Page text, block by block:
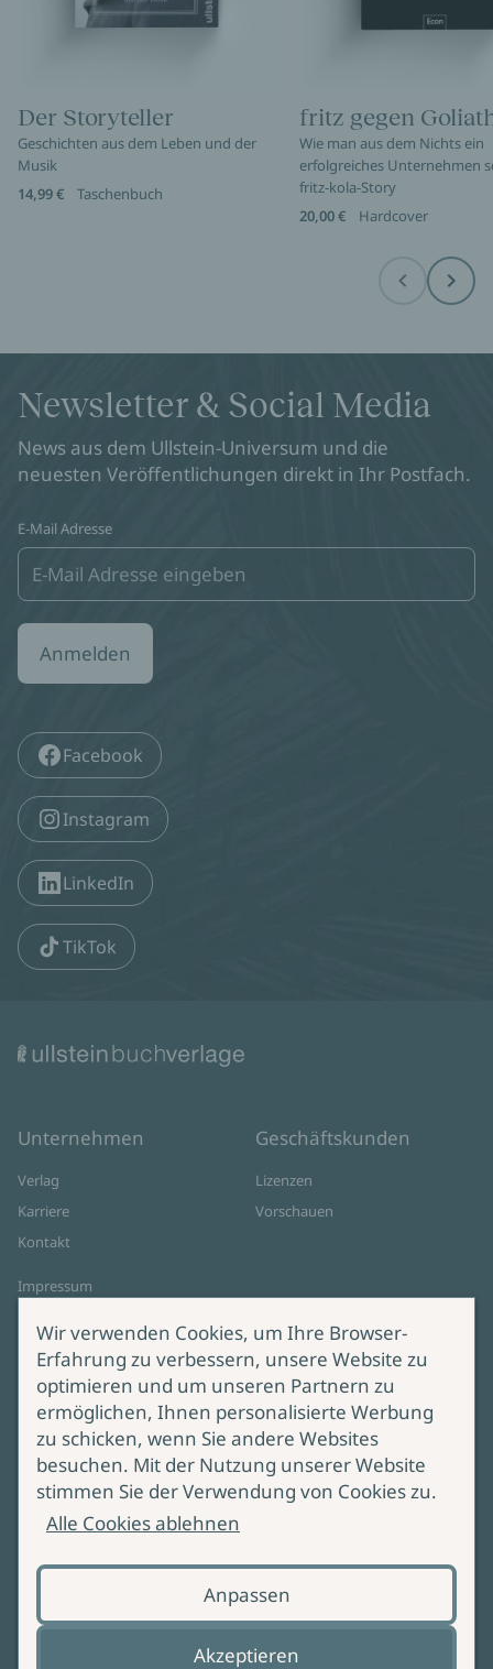
Der Storyteller
Geschichten aus dem Leben und der
Musik
14,99 €
Taschenbuch
fritz gegen
Wie man aus dem Nichts ein
erfolgreiches Unternehmen
fritz-kola-Story
20,00 €
Hardcover
Before Next
Newsletter & Social Media
News aus dem Ullstein-Universum und die
neuesten Veröffentlichungen direkt in Ihr Postfach.
E-Mail Adresse
Anmelden
Facebook
Instagram
LinkedIn
TikTok
Unternehmen
Verlag
Karriere
Kontakt
Impressum
Cookie-Einstellungen
AGB Online Shop
Geschäftskunden
Lizenzen
Vorschauen
Service
Lieferung & Versand
Produktsicherheit
Bei Fragen zur Produktsicherheit
wenden Sie sich bitte an
Wir verwenden Cookies, um Ihre Browser-
Erfahrung zu verbessern, unsere Website zu
optimieren und um unseren Partnern zu
ermöglichen, Ihnen personalisierte Werbung
zu schicken, wenn Sie andere Websites
besuchen. Mit der Nutzung unserer Website
stimmen Sie der Verwendung von Cookies zu.
Alle Cookies ablehnen
Anpassen
Akzeptieren